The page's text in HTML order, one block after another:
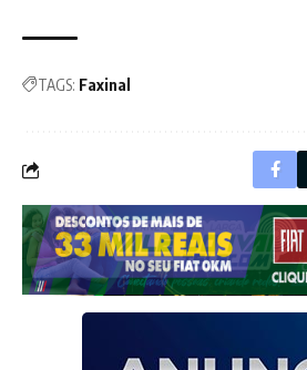
TAGS: Faxinal